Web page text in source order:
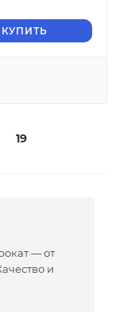
КУПИТЬ
19
— от
и